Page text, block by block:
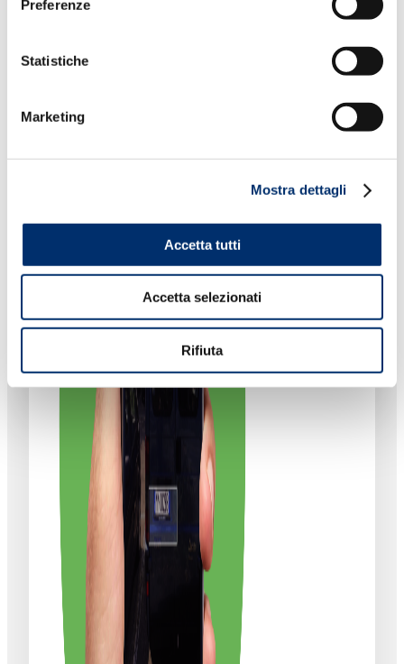
Preferenze
Statistiche
Marketing
Mostra dettagli
Accetta tutti
Accetta selezionati
Rifiuta